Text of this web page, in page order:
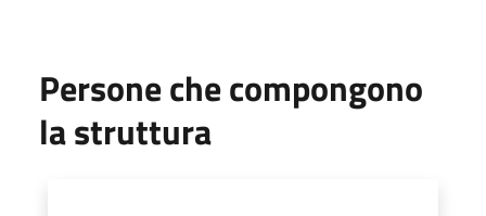
Persone che compongono
la struttura